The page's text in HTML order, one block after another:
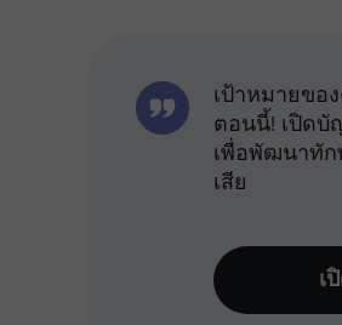
เป้าหมายขอ
ตอนนี้! เปิดบั
เพื่อพัฒนาทัก
เสีย
เ